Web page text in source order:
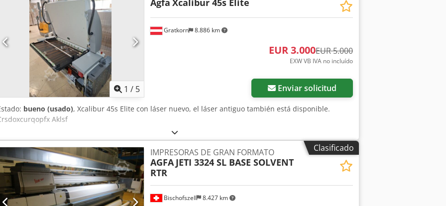
1 / 5
Gratkorn 8.886 km
Agfa Xcalibur 45s Elite
EUR 3.000EUR 5.000
EXW VB IVA no incluído
Enviar solicitud
bueno (usado), Xcalibur 45s Elite con láser nuevo, el láser antiguo también está disponible.
Aklsf
Clasificado
Bischofszell 8.427 km
IMPRESORAS DE GRAN FORMATO
AGFA JETI 3324 SL BASE SOLVENT
RTR